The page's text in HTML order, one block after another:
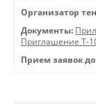
Организатор
Документы:
Приглашение Т-
Прием заявок